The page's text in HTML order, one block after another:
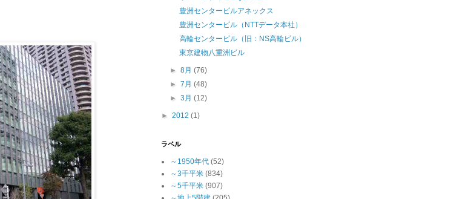
豊洲センタービルアネックス
豊洲センタービル（NTTデータ本社）
高輪センタービル（旧：NS高輪ビル）
東京建物八重洲ビル
►8月(76)
►7月(48)
►3月(12)
► 2012 (1)
ラベル
～1950年代 (52)
～3千平米 (834)
～5千平米 (907)